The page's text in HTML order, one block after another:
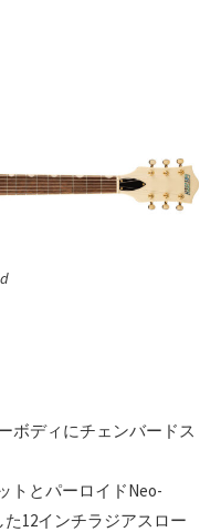
ボディにチェンバードス
トとパーロイドNeo-
12インチラジアスロー